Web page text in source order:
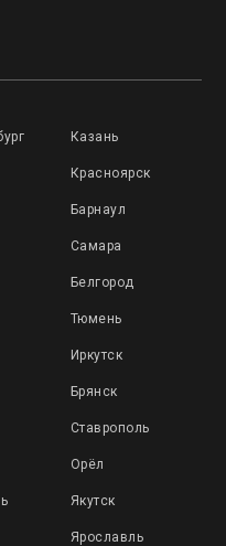
Казань
Красноярск
Барнаул
Самара
Белгород
Тюмень
Иркутск
Брянск
Ставрополь
Орёл
Якутск
Ярославль